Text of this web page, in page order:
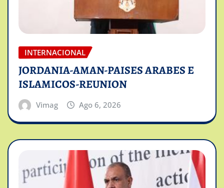
INTERNACIONAL
JORDANIA-AMAN-PAISES ARABES E
ISLAMICOS-REUNION
Vimag Ago 6, 2026